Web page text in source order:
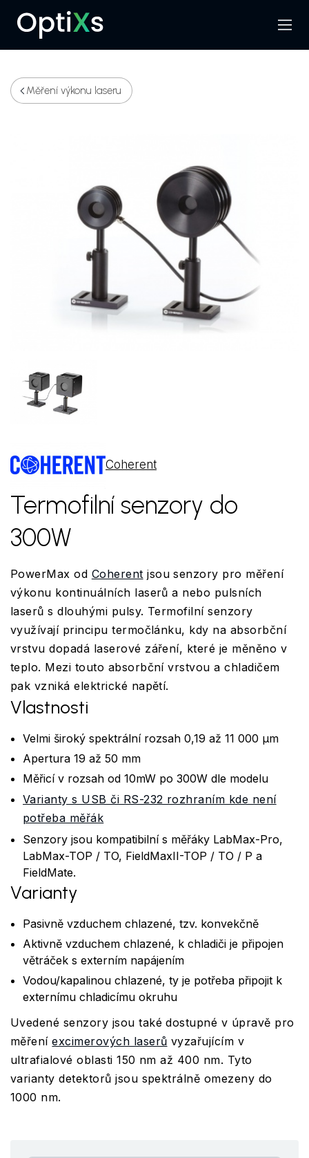
Hledat
Menu
Měření výkonu laseru
Coherent
Termofilní senzory do
300W
PowerMax od Coherent jsou senzory pro měření
výkonu kontinuálních laserů a nebo pulsních
laserů s dlouhými pulsy. Termofilní senzory
využívají principu termočlánku, kdy na absorbční
vrstvu dopadá laserové záření, které je měněno v
teplo. Mezi touto absorbční vrstvou a chladičem
pak vzniká elektrické napětí.
Vlastnosti
Velmi široký spektrální rozsah 0,19 až 11 000 µm
Apertura 19 až 50 mm
Měřicí v rozsah od 10mW po 300W dle modelu
Varianty s USB či RS-232 rozhraním kde není
potřeba měřák
Senzory jsou kompatibilní s měřáky LabMax-Pro,
LabMax-TOP / TO, FieldMaxII-TOP / TO / P a
FieldMate.
Varianty
Pasivně vzduchem chlazené, tzv. konvekčně
Aktivně vzduchem chlazené, k chladiči je připojen
větráček s externím napájením
Vodou/kapalinou chlazené, ty je potřeba připojit k
externímu chladicímu okruhu
Uvedené senzory jsou také dostupné v úpravě pro
měřeníexcimerových laserů vyzařujícím v
ultrafialové oblasti 150 nm až 400 nm. Tyto
varianty detektorů jsou spektrálně omezeny do
1000 nm.